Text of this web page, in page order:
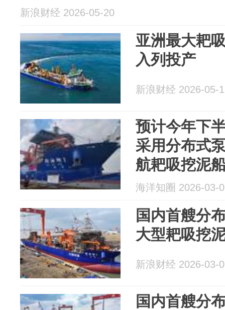
新浪财经 2026-05-20
亚洲最大耙
入列投产
新浪财经 2026-05-
预计今年下
采用分布式
航耙吸挖泥
海洋知圈 2026-03-
国内首艘分
大型耙吸挖
新浪财经 2026-03-
国内首艘分